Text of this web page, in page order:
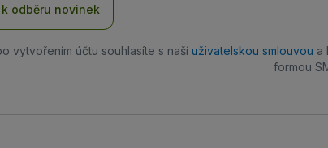
odběru novinek
vytvořením účtu souhlasíte s naší uživatelskou smlouvou a
formou